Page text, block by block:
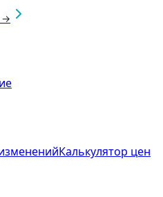
→
Калькулятор цен